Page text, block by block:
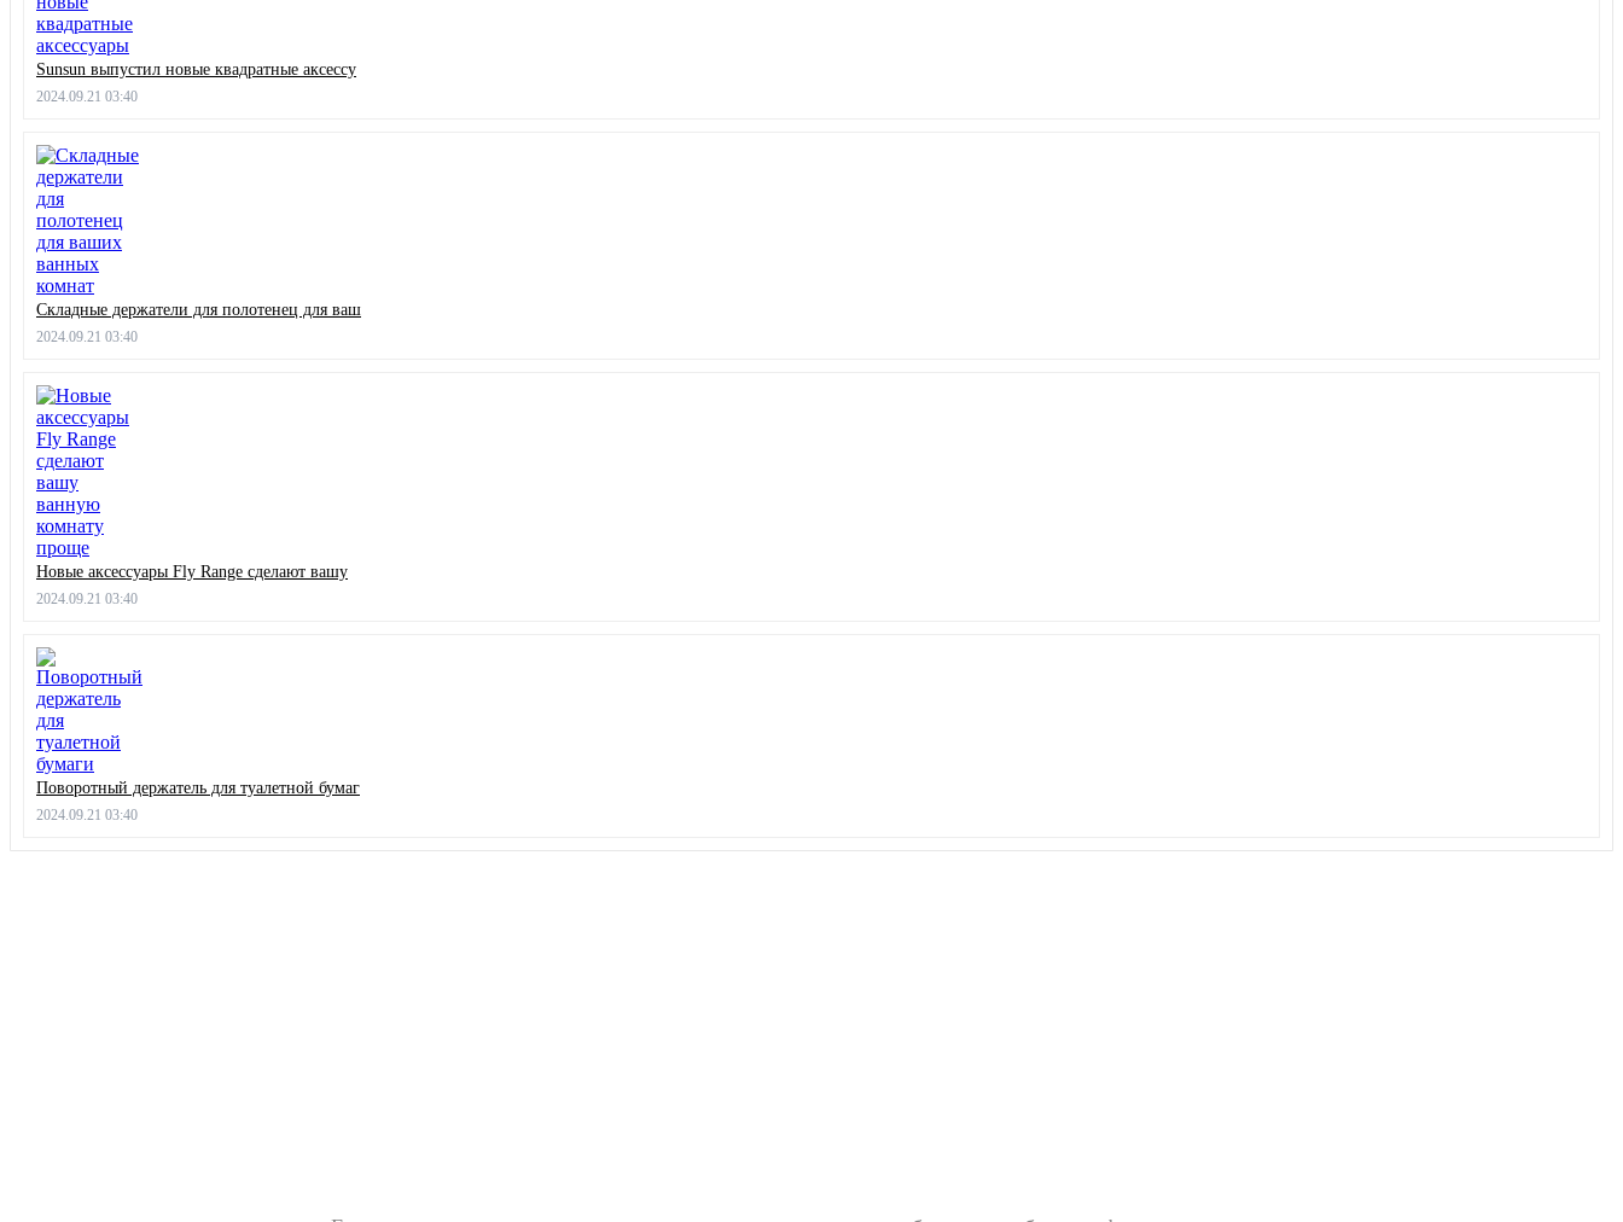
Sunsun выпустил новые квадратные аксессу
2024.09.21 03:40
Складные держатели для полотенец для ваш
2024.09.21 03:40
Новые аксессуары Fly Range сделают вашу
2024.09.21 03:40
Поворотный держатель для туалетной бумаг
2024.09.21 03:40